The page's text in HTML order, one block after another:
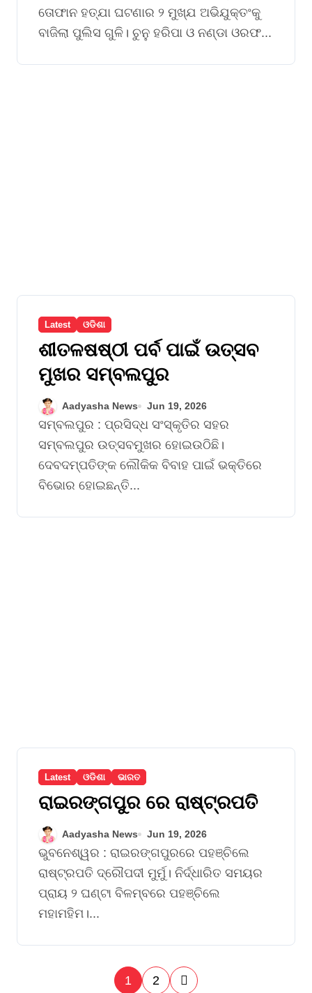
ତୋଫାନ ହତ୍ଯା ଘଟଣାର ୨ ମୁଖ୍ଯ ଅଭିଯୁକ୍ତଂକୁ
ବାଜିଲା ପୁଲିସ ଗୁଳି। ଚୁନୁ ହରିପା ଓ ନଣ୍ଡା ଓରଫ...
Latest ଓଡିଶା
ଶୀତଳଷଷ୍ଠୀ ପର୍ବ ପାଇଁ ଉତ୍ସବ
ମୁଖର ସମ୍ବଲପୁର
Aadyasha News Jun 19, 2026
ସମ୍ବଲପୁର : ପ୍ରସିଦ୍ଧ ସଂସ୍କୃତିର ସହର
ସମ୍ବଲପୁର ଉତ୍ସବମୁଖର ହୋଇଉଠିଛି।
ଦେବଦମ୍ପତିଙ୍କ ଲୌକିକ ବିବାହ ପାଇଁ ଭକ୍ତିରେ
ବି‌ଭୋର ହୋଇଛନ୍ତି...
Latest ଓଡିଶା ଭାରତ
ରାଇରଙ୍ଗପୁର ରେ ରାଷ୍ଟ୍ରପତି
Aadyasha News Jun 19, 2026
ଭୁବନେଶ୍ୱର : ରାଇରଙ୍ଗପୁରରେ ପହଞ୍ଚିଲେ
ରାଷ୍ଟ୍ରପତି ଦ୍ରୌପଦୀ ମୁର୍ମୁ। ନିର୍ଦ୍ଧାରିତ ସମୟର
ପ୍ରାୟ ୨ ଘଣ୍ଟା ବିଳମ୍ବରେ ପହଞ୍ଚିଲେ
ମହାମହିମ।...
P1 2